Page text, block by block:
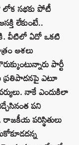
లోక సభకు పోటీ
లేకుంటే..
వీటిలో ఏదో ఒకటి
ఆశలు
పార్టీ
ప్రతిపాదనపై ఎటూ
నాకే ఎందుకిలా
పని
పరిస్థితులు